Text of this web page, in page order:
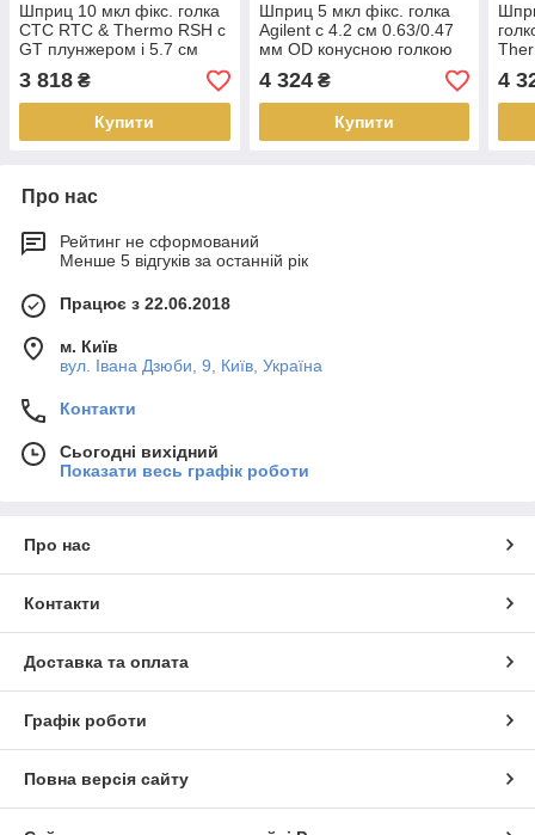
Шприц 10 мкл фікс. голка
CTC RTC & Thermo RSH c
GT плунжером і 5.7 см
0.47 мм OD конусною
голкою
3 818 ₴
Купити
Шприц 5 мкл фікс. голка
Agilent c 4.2 см 0.63/0.47
мм OD конусною голкою
подвійного калібру
4 324₴
Купити
мм
4
Про нас
Рейтинг не сформований
Менше 5 відгуків за останній рік
Працює з 22.06.2018
м. Київ
вул. Івана Дзюби, 9, Київ, Україна
Контакти
Сьогодні вихідний
Показати весь графік роботи
Про нас
Контакти
Доставка та оплата
Графік роботи
Повна версія сайту